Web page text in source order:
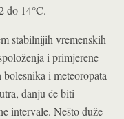
do 14°C.
stabilnijih vremenskih
i primjerene
i meteoropata
danju će biti
intervale. Nešto duže